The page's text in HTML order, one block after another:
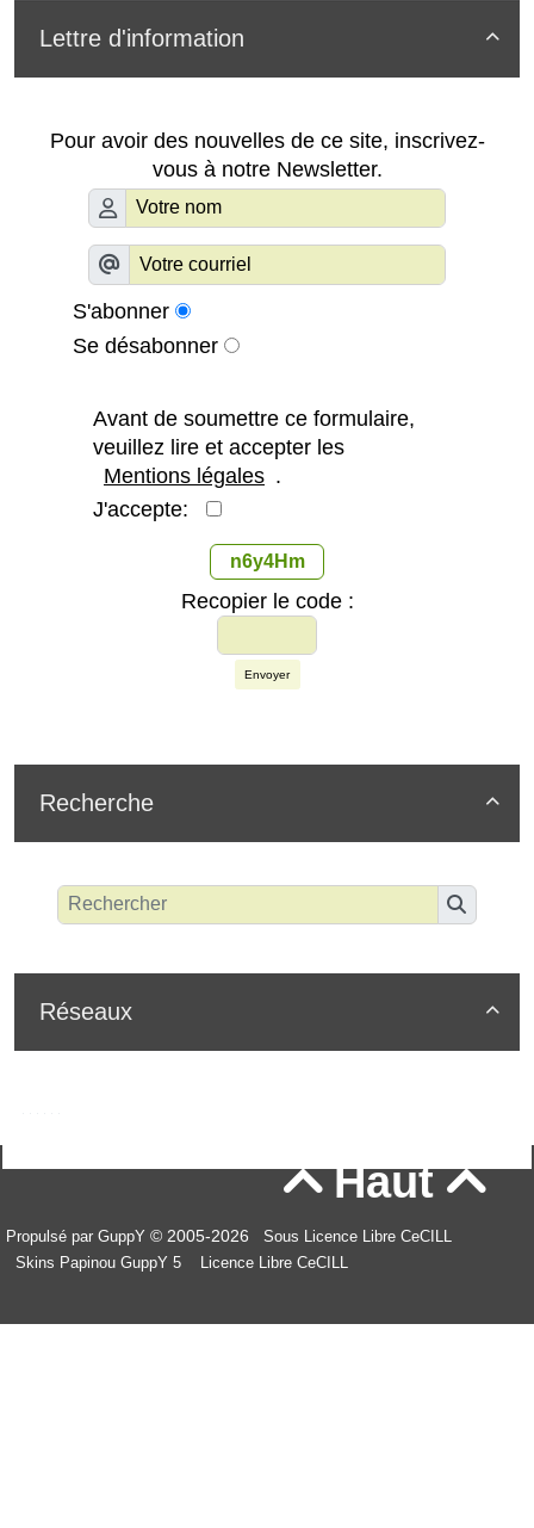

Lettre d'information
Pour avoir des nouvelles de ce site, inscrivez-
vous à notre Newsletter.
S'abonner
Se désabonner
Avant de soumettre ce formulaire,
veuillez lire et accepter les
Mentions légales .
J'accepte:
n6y4Hm
Recopier le code :
Envoyer

Recherche

Réseaux
Haut
Propulsé par GuppY © 2005-2026
Sous Licence Libre CeCILL
Skins Papinou GuppY 5
Licence Libre CeCILL